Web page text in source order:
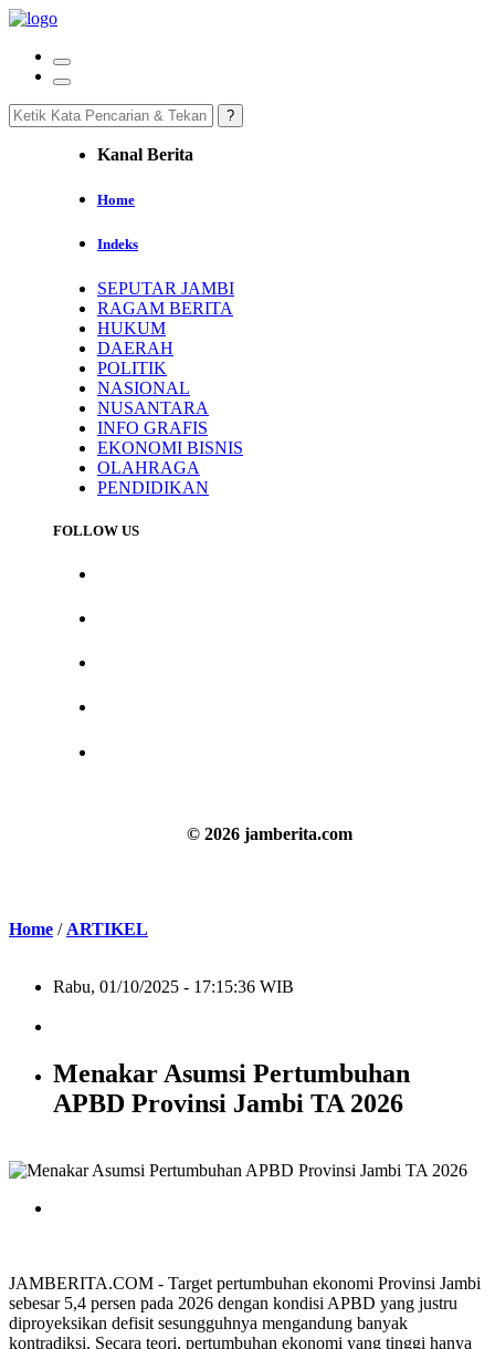
Kanal Berita
Home
Indeks
SEPUTAR JAMBI
RAGAM BERITA
HUKUM
DAERAH
POLITIK
NASIONAL
NUSANTARA
INFO GRAFIS
EKONOMI BISNIS
OLAHRAGA
PENDIDIKAN
FOLLOW US
© 2026 jamberita.com
Home / ARTIKEL
Rabu, 01/10/2025 - 17:15:36 WIB
Menakar Asumsi Pertumbuhan
APBD Provinsi Jambi TA 2026
JAMBERITA.COM - Target pertumbuhan ekonomi Provinsi Jambi
sebesar 5,4 persen pada 2026 dengan kondisi APBD yang justru
diproyeksikan defisit sesungguhnya mengandung banyak
kontradiksi. Secara teori, pertumbuhan ekonomi yang tinggi hanya